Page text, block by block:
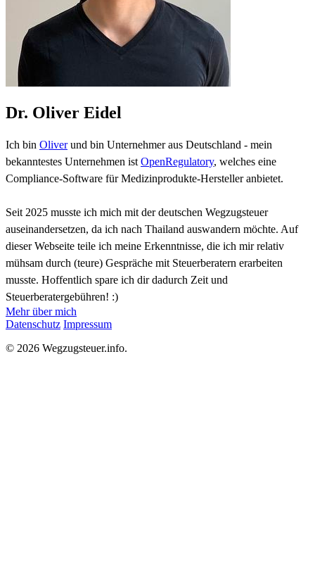
Dr. Oliver Eidel
Ich bin Oliverund bin Unternehmer aus Deutschland - mein
bekanntestes Unternehmen ist OpenRegulatory, welches eine
Compliance-Software für Medizinprodukte-Hersteller anbietet.
Seit 2025 musste ich mich mit der deutschen Wegzugsteuer
auseinandersetzen, da ich nach Thailand auswandern möchte. Auf
dieser Webseite teile ich meine Erkenntnisse, die ich mir relativ
mühsam durch (teure) Gespräche mit Steuerberatern erarbeiten
musste. Hoffentlich spare ich dir dadurch Zeit und
Steuerberatergebühren! :)
Mehr über mich
Datenschutz Impressum
© 2026 Wegzugsteuer.info.